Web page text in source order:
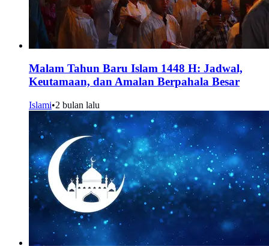
Malam Tahun Baru Islam 1448 H: Jadwal,
Keutamaan, dan Amalan Berpahala Besar
Islami•2 bulan lalu